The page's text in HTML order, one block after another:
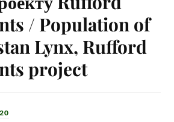
/ Population of
Lynx, Rufford
project